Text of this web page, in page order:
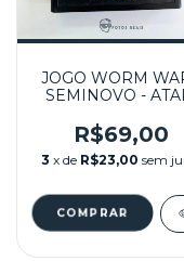
JOGO WORM
SEMINOVO -
R$69,00
3 x de R$23,00 sem